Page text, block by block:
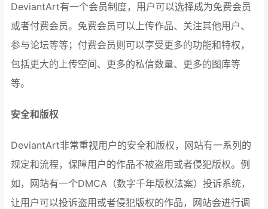
DeviantArt有一个会员制度，用户可以选择成为免费会员
或者付费会员。免费会员可以上传作品、关注其他用户、
参与论坛等等；付费会员则可以享受更多的功能和特权，
包括更大的上传空间、更多的私信数量、更多的图库等
等。
安全和版权
DeviantArt非常重视用户的安全和版权，网站有一系列的
规定和流程，保障用户的作品不被盗用或者侵犯版权。例
如，网站有一个DMCA（数字千年版权法案）投诉系统，
让用户可以投诉盗用或者侵犯版权的作品，网站会进行调